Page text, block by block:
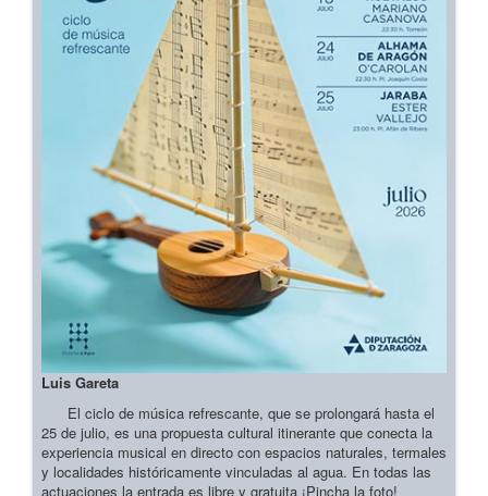
Luis Gareta
El ciclo de música refrescante, que se prolongará hasta el
25 de julio, es una propuesta cultural itinerante que conecta la
experiencia musical en directo con espacios naturales, termales
y localidades históricamente vinculadas al agua. En todas las
actuaciones la entrada es libre y gratuita ¡Pincha la foto!